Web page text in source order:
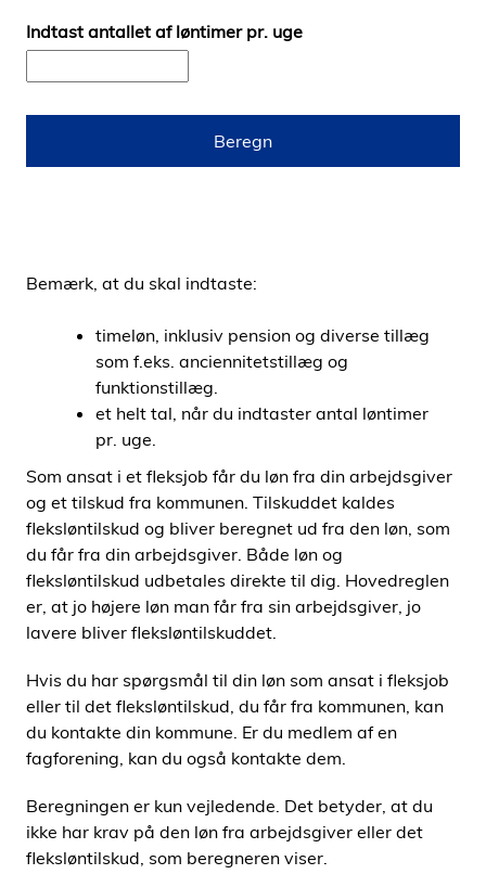
Indtast antallet af løntimer pr. uge
Beregn
Bemærk, at du skal indtaste:
timeløn, inklusiv pension og diverse tillæg
som f.eks. anciennitetstillæg og
funktionstillæg.
et helt tal, når du indtaster antal løntimer
pr. uge.
Som ansat i et fleksjob får du løn fra din arbejdsgiver
og et tilskud fra kommunen. Tilskuddet kaldes
fleksløntilskud og bliver beregnet ud fra den løn, som
du får fra din arbejdsgiver. Både løn og
fleksløntilskud udbetales direkte til dig. Hovedreglen
er, at jo højere løn man får fra sin arbejdsgiver, jo
lavere bliver fleksløntilskuddet.
Hvis du har spørgsmål til din løn som ansat i fleksjob
eller til det fleksløntilskud, du får fra kommunen, kan
du kontakte din kommune. Er du medlem af en
fagforening, kan du også kontakte dem.
Beregningen er kun vejledende. Det betyder, at du
ikke har krav på den løn fra arbejdsgiver eller det
fleksløntilskud, som beregneren viser.